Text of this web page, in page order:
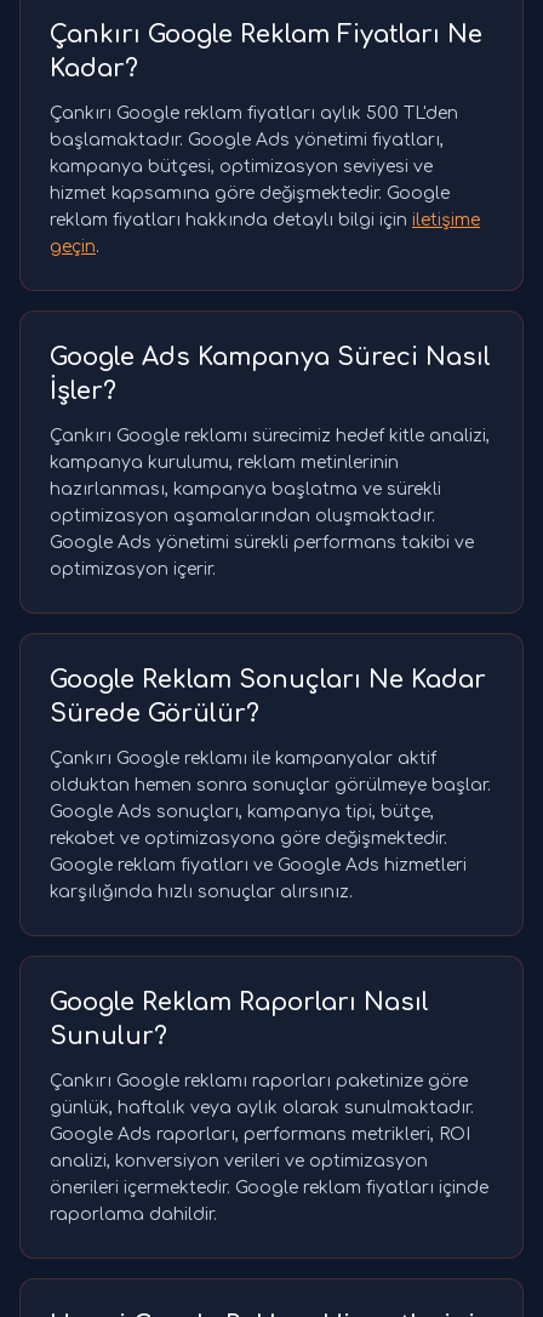
Çankırı Google Reklam Fiyatları Ne
Kadar?
Çankırı Google reklam fiyatları aylık 500 TL'den
başlamaktadır. Google Ads yönetimi fiyatları,
kampanya bütçesi, optimizasyon seviyesi ve
hizmet kapsamına göre değişmektedir. Google
reklam fiyatları hakkında detaylı bilgi için iletişime
geçin.
Google Ads Kampanya Süreci Nasıl
İşler?
Çankırı Google reklamı sürecimiz hedef kitle analizi,
kampanya kurulumu, reklam metinlerinin
hazırlanması, kampanya başlatma ve sürekli
optimizasyon aşamalarından oluşmaktadır.
Google Ads yönetimi sürekli performans takibi ve
optimizasyon içerir.
Google Reklam Sonuçları Ne Kadar
Sürede Görülür?
Çankırı Google reklamı ile kampanyalar aktif
olduktan hemen sonra sonuçlar görülmeye başlar.
Google Ads sonuçları, kampanya tipi, bütçe,
rekabet ve optimizasyona göre değişmektedir.
Google reklam fiyatları ve Google Ads hizmetleri
karşılığında hızlı sonuçlar alırsınız.
Google Reklam Raporları Nasıl
Sunulur?
Çankırı Google reklamı raporları paketinize göre
günlük, haftalık veya aylık olarak sunulmaktadır.
Google Ads raporları, performans metrikleri, ROI
analizi, konversiyon verileri ve optimizasyon
önerileri içermektedir. Google reklam fiyatları içinde
raporlama dahildir.